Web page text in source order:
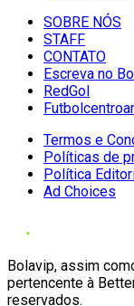
SOBRE NÓS
STAFF
CONTATO
Escreva no
RedGol
Termos e
Políticas de
Política
Ad Choices
Bolavip, assim
pertencente à
reservados.